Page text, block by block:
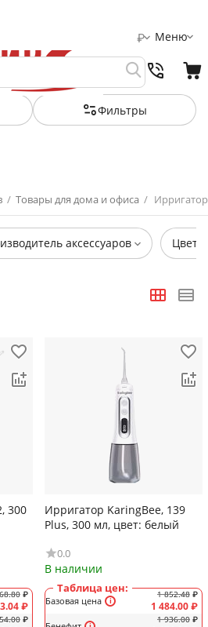
Меню
₽
Фильтры
/ Товары для дома и офиса /
аксессуаров Цвет
300
₽
₽
₽
Ирригатор KaringBee, 139
Plus, 300 мл, цвет: белый
0.0
В наличии
Таблица цен:
Базовая цена
1 852.48 ₽
1 484.00₽
1 936.00 ₽